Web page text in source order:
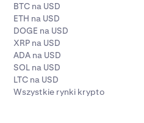
BTC na USD
ETH na USD
DOGE na USD
XRP na USD
ADA na USD
SOL na USD
LTC na USD
Wszystkie rynki krypto